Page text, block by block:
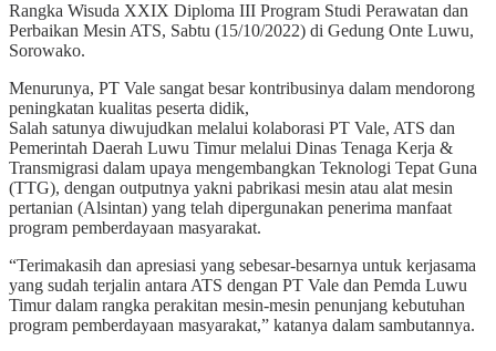
Rangka Wisuda XXIX Diploma III Program Studi Perawatan dan
Perbaikan Mesin ATS, Sabtu (15/10/2022) di Gedung Onte Luwu,
Sorowako.
Menurunya, PT Vale sangat besar kontribusinya dalam mendorong
peningkatan kualitas peserta didik,
Salah satunya diwujudkan melalui kolaborasi PT Vale, ATS dan
Pemerintah Daerah Luwu Timur melalui Dinas Tenaga Kerja &
Transmigrasi dalam upaya mengembangkan Teknologi Tepat Guna
(TTG), dengan outputnya yakni pabrikasi mesin atau alat mesin
pertanian (Alsintan) yang telah dipergunakan penerima manfaat
program pemberdayaan masyarakat.
“Terimakasih dan apresiasi yang sebesar-besarnya untuk kerjasama
yang sudah terjalin antara ATS dengan PT Vale dan Pemda Luwu
Timur dalam rangka perakitan mesin-mesin penunjang kebutuhan
program pemberdayaan masyarakat,” katanya dalam sambutannya.